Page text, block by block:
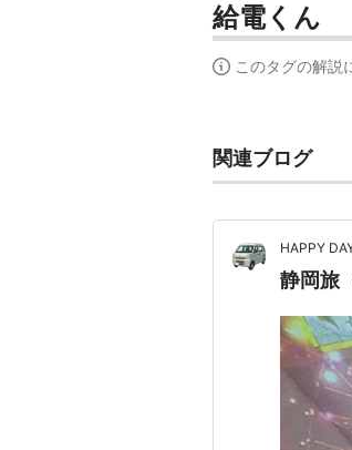
給電くん
このタグの解説
関連ブログ
HAPPY
静岡旅